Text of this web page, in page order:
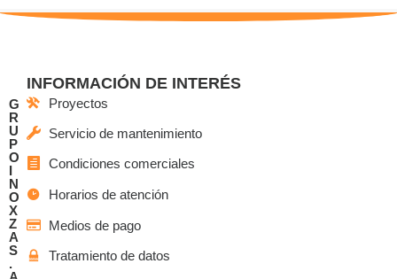
G
R
U
P
O
I
N
O
X
Z
A
S
.
INFORMACIÓN DE INTERÉS
Proyectos
Servicio de mantenimiento
Condiciones comerciales
Horarios de atención
Medios de pago
Tratamiento de datos